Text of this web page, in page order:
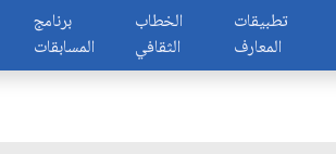
برنامج
المسابقات
الخطاب
الثقافي
تطبيقات
المعارف